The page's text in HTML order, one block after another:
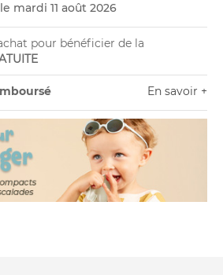
mardi 11 août 2026
pour bénéficier de la
En savoir +